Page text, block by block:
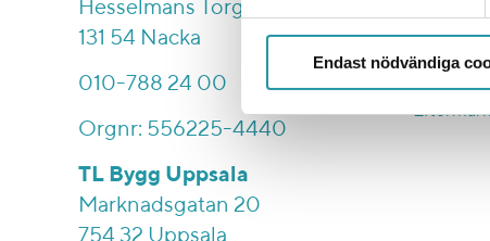
Endast nödvändiga
Hesselmans Torg 5
131 54 Nacka
010-788 24 00
Orgnr: 556225-4440
TL Bygg Uppsala
Marknadsgatan 20
754 32 Uppsala